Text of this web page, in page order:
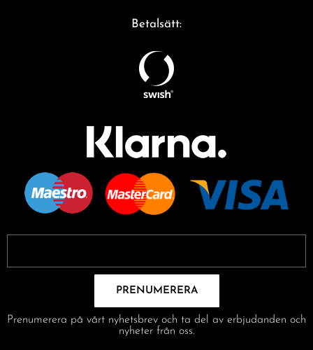
Betalsätt:
PRENUMERERA
Prenumerera på vårt nyhetsbrev och ta del av erbjudanden och
nyheter från oss.